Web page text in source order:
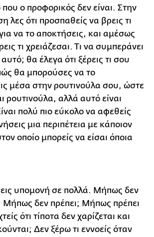
ο προφορικός δεν είναι. Στην
λες ότι προσπαθείς να βρεις τι
να το αποκτήσεις, και αμέσως
τι χρειάζεσαι. Τι να συμπεράνει
θα έλεγα ότι ξέρεις τι σου
θα μπορούσες να το
μέσα στην ρουτινούλα σου, ώστε
ρουτινούλα, αλλά αυτό είναι
πολύ πιο εύκολο να αφεθείς
μια περιπέτεια με κάποιον
οποίο μπορείς να είσαι όποια
υπομονή σε πολλά. Μήπως δεν
Μήπως δεν πρέπει; Μήπως πρέπει
ότι τίποτα δεν χαρίζεται και
Δεν ξέρω τι εννοείς όταν